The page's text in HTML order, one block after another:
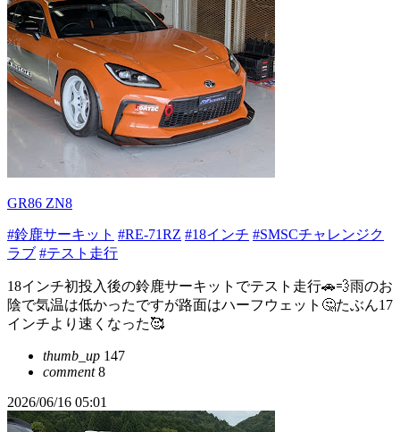
GR86 ZN8
#鈴鹿サーキット #RE-71RZ #18インチ #SMSCチャレンジク
ラブ #テスト走行
18インチ初投入後の鈴鹿サーキットでテスト走行🚗💨雨のお
陰で気温は低かったですが路面はハーフウェット🤔たぶん17
インチより速くなった🥰
thumb_up 147
comment8
2026/06/16 05:01